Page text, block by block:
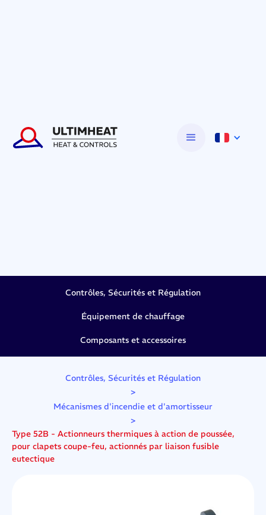
Contrôles, Sécurités et Régulation
Équipement de chauffage
Composants et accessoires
Contrôles, Sécurités et Régulation
>
Mécanismes d'incendie et d'amortisseur
>
Type 52B - Actionneurs thermiques à action de poussée,
pour clapets coupe-feu, actionnés par liaison fusible
eutectique